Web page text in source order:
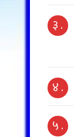
३ .
४ .
५ .